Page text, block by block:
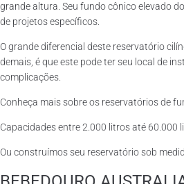
grande altura. Seu fundo cônico elevado
de projetos específicos.
O grande diferencial deste reservatório
demais, é que este pode ter seu local de
complicações.
Conheça mais sobre os reservatórios de
Capacidades entre 2.000 litros até 60.000
Ou construímos seu reservatório sob